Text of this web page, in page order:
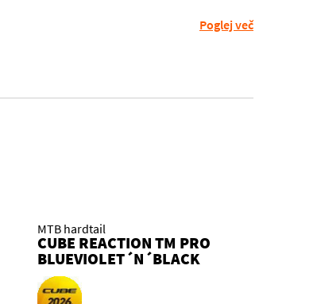
Poglej več
MTB hardtail
CUBE REACTION TM PRO
BLUEVIOLET´N´BLACK
2026 KOLO